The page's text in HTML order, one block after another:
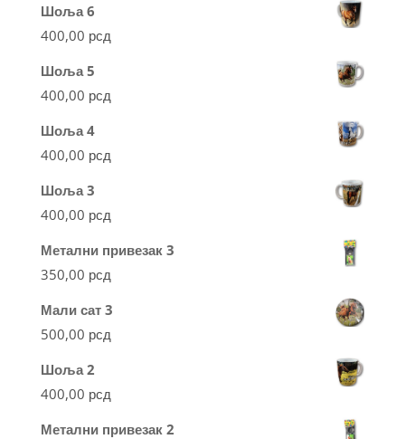
Шоља 6
400,00 рсд
Шоља 5
400,00 рсд
Шоља 4
400,00 рсд
Шоља 3
400,00 рсд
Метални привезак 3
350,00 рсд
Мали сат 3
500,00 рсд
Шоља 2
400,00 рсд
Метални привезак 2